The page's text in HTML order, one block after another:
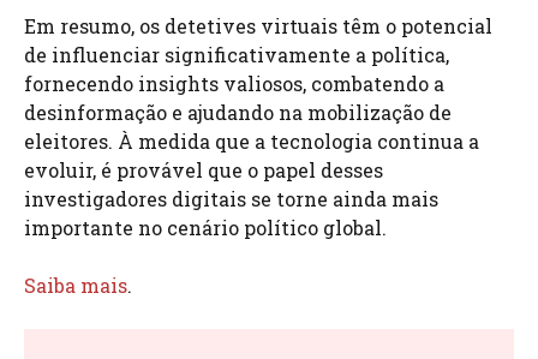
Em resumo, os detetives virtuais têm o potencial
de influenciar significativamente a política,
fornecendo insights valiosos, combatendo a
desinformação e ajudando na mobilização de
eleitores. À medida que a tecnologia continua a
evoluir, é provável que o papel desses
investigadores digitais se torne ainda mais
importante no cenário político global.
Saiba mais.